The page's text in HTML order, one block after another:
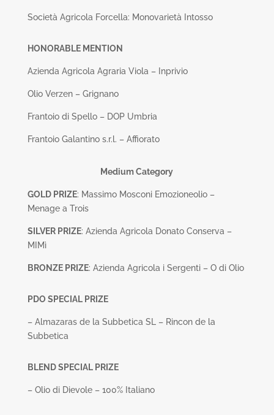
Società Agricola Forcella: Monovarietà Intosso
HONORABLE MENTION
Azienda Agricola Agraria Viola – Inprivio
Olio Verzen – Grignano
Frantoio di Spello – DOP Umbria
Frantoio Galantino s.r.l. – Affiorato
Medium Category
GOLD PRIZE: Massimo Mosconi Emozioneolio –
Menage a Trois
SILVER PRIZE: Azienda Agricola Donato Conserva –
MIMì
BRONZE PRIZE: Azienda Agricola i Sergenti – O di Olio
PDO SPECIAL PRIZE
– Almazaras de la Subbetica SL – Rincon de la
Subbetica
BLEND SPECIAL PRIZE
– Olio di Dievole – 100% Italiano